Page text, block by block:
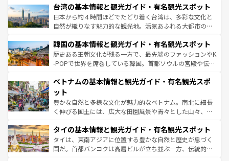
人々、おいしいローカルフードやハワイアンミュージッ
ク、伝統的なフラダンスなど、すべてがハワイの魅力を彩
っている。訪れるたびに新しい発見と感動が待っているハ
はコンテンツ一覧を参照してほしい。
リアリーフや大陸中央部にそびえるウルル（エアーズロッ
ク）、タスマニアの美しい原生林やケアンズの熱帯雨林な
ど、見どころがたくさん。また、カフェやワイン、オージ
いる。アクティビティも充実しており、サーフィンやダイ
ビング、ハイキングなど、アウトドア好きにはたまらな
い。オーストラリアの多彩な魅力を存分に味わいつくそ
参照してほしい。
台湾の基本情報と観光ガイド・有名観光スポット
日本から約４時間ほどでたどり着く台湾は、多彩な文化と
自然が織りなす魅力的な観光地。活気あふれる大都市の台
ン）、静ひつな山岳地帯である台湾東部など、都市の喧騒
と山間の静けさが共存しており、訪れる人に新しい発見と
驚きをもたらしてくれる。また、奥深い台湾の食文化も魅
容にもいいと評判のスイーツなど、バラエティ豊かな料理
照してほしい。
韓国の基本情報と観光ガイド・有名観光スポット
歴史ある王朝文化が残る一方で、最先端のファッションやK
-POPで世界を席巻している韓国。首都ソウルの宮殿や伝統
き、地方に足を延ばせば四季折々の自然美を楽しむことが
できる。そして、キムチや焼肉、絶品のストリートフード
まで、さまざまな韓国料理が待っている。夜には、韓国な
らではのナイトライフも堪能できる。あたたかいホスピタ
わってみてほしい。 なお、新着の韓国情報はコンテンツ一
覧 を参照してほしい。
ベトナムの基本情報と観光ガイド・有名観光スポ
ット
豊かな自然と多様な文化が魅力的なベトナム。南北に細長
く伸びる国土には、広大な田園風景や青々とした山々、世
急速な発展と共に伝統が息づく。ハノイの古い町並みやホ
ーチミン市のフランス統治時代の建物も、独特の雰囲気を
醸し出している。また、バラエティの豊かさとおいしさで
タイの基本情報と観光ガイド・有名観光スポット
タイは、東南アジアに位置する豊かな自然と歴史が息づく
国だ。首都バンコクは高層ビルが立ち並ぶ一方、伝統的な